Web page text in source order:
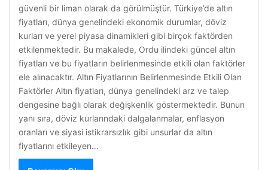
güvenli bir liman olarak da görülmüştür. Türkiye’de altın
fiyatları, dünya genelindeki ekonomik durumlar, döviz
kurları ve yerel piyasa dinamikleri gibi birçok faktörden
etkilenmektedir. Bu makalede, Ordu ilindeki güncel altın
fiyatları ve bu fiyatların belirlenmesinde etkili olan faktörler
ele alınacaktır. Altın Fiyatlarının Belirlenmesinde Etkili Olan
Faktörler Altın fiyatları, dünya genelindeki arz ve talep
dengesine bağlı olarak değişkenlik göstermektedir. Bunun
yanı sıra, döviz kurlarındaki dalgalanmalar, enflasyon
oranları ve siyasi istikrarsızlık gibi unsurlar da altın
fiyatlarını etkileyen…